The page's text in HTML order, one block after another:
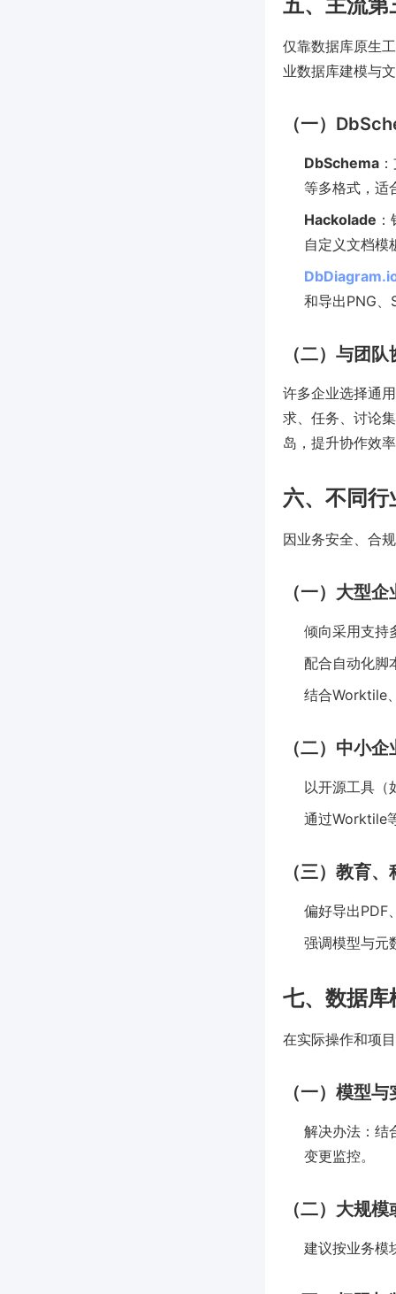
五、主流第
仅靠数据库原生
业数据库建模与
（一）
DbSchema
等多格式，适
Hackolade
自定义文档模
和导出PNG、
（二）与团
许多企业选择通
求、任务、讨论
岛，提升协作效
六、不同
因业务安全、合
（一）大型
倾向采用支持
配合自动化脚
结合Worktile
（二）中小
以开源工具（
通过Worktile
（三）教育
偏好导出PDF
强调模型与元
七、数据库
在实际操作和项
（一）模型
解决办法：结
变更监控。
（二）大规
建议按业务模